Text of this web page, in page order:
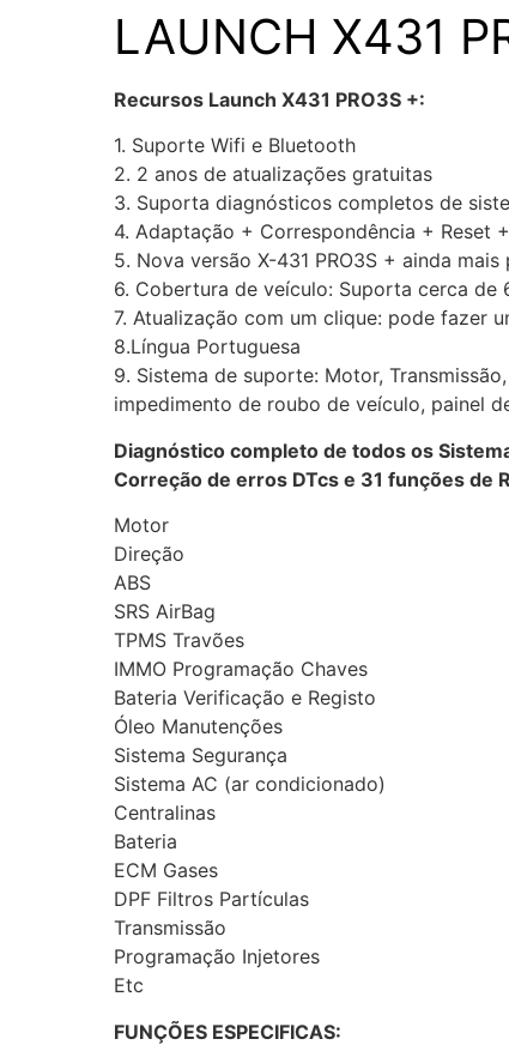
LAUNCH X431
Recursos Launch X431 PRO3S +:
1. Suporte Wifi e Bluetooth
2. 2 anos de atualizações gratuitas
3. Suporta diagnósticos completos de
4. Adaptação + Correspondência + Reset
5. Nova versão X-431 PRO3S + ainda mais
6. Cobertura de veículo: Suporta cerca de
7. Atualização com um clique: pode fazer
8.Língua Portuguesa
9. Sistema de suporte: Motor,
impedimento de roubo de veículo, painel
Diagnóstico completo de todos os
Correção de erros DTcs e 31 funções de
Motor
Direção
ABS
SRS AirBag
TPMS Travões
IMMO Programação Chaves
Bateria Verificação e Registo
Óleo Manutenções
Sistema Segurança
Sistema AC (ar condicionado)
Centralinas
Bateria
ECM Gases
DPF Filtros Partículas
Transmissão
Programação Injetores
Etc
FUNÇÕES ESPECIFICAS: